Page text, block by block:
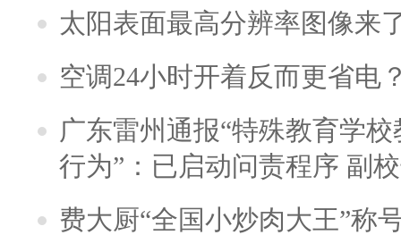
太阳表面最高分辨率图像来
空调24小时开着反而更省电
广东雷州通报“特殊教育学
行为”：已启动问责程序 副
费大厨“全国小炒肉大王”称